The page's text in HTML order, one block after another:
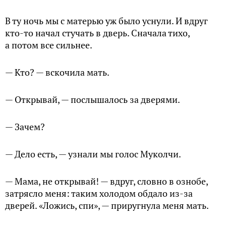
В ту ночь мы с матерью уж было уснули. И вдруг
кто-то начал стучать в дверь. Сначала тихо,
а потом все сильнее.
— Кто? — вскочила мать.
— Открывай, — послышалось за дверями.
— Зачем?
— Дело есть, — узнали мы голос Муколчи.
— Мама, не открывай! — вдруг, словно в ознобе,
затрясло меня: таким холодом обдало из-за
дверей. «Ложись, спи», — приругнула меня мать.